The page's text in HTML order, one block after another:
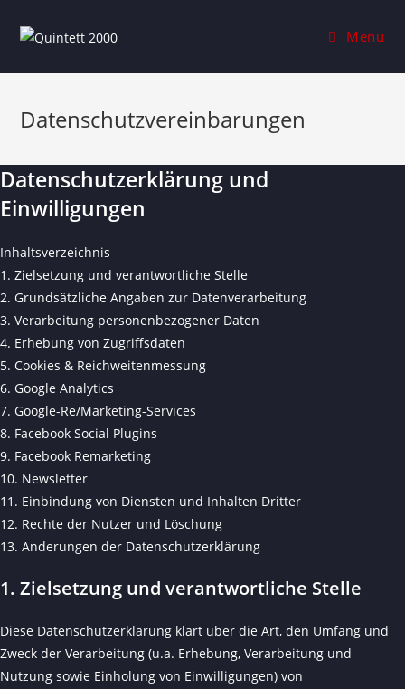
Menü
Datenschutzvereinbarungen
Datenschutzerklärung und
Einwilligungen
Inhaltsverzeichnis
1. Zielsetzung und verantwortliche Stelle
2. Grundsätzliche Angaben zur Datenverarbeitung
3. Verarbeitung personenbezogener Daten
4. Erhebung von Zugriffsdaten
5. Cookies & Reichweitenmessung
6. Google Analytics
7. Google-Re/Marketing-Services
8. Facebook Social Plugins
9. Facebook Remarketing
10. Newsletter
11. Einbindung von Diensten und Inhalten Dritter
12. Rechte der Nutzer und Löschung
13. Änderungen der Datenschutzerklärung
1. Zielsetzung und verantwortliche Stelle
Diese Datenschutzerklärung klärt über die Art, den Umfang und
Zweck der Verarbeitung (u.a. Erhebung, Verarbeitung und
Nutzung sowie Einholung von Einwilligungen) von